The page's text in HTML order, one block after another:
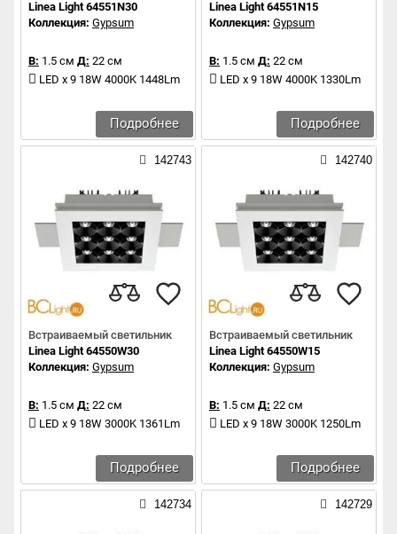
Linea Light 64551N30
Коллекция: Gypsum
В: 1.5 см Д: 22 см
LED x 9 18W 4000K 1448Lm
Подробнее
Linea Light 64551N15
Коллекция: Gypsum
В: 1.5 см Д: 22 см
LED x 9 18W 4000K 1330Lm
Подробнее
142743
Встраиваемый светильник
Linea Light 64550W30
Коллекция: Gypsum
В: 1.5 см Д: 22 см
LED x 9 18W 3000K 1361Lm
Подробнее
142740
Встраиваемый светильник
Linea Light 64550W15
Коллекция: Gypsum
В: 1.5 см Д: 22 см
LED x 9 18W 3000K 1250Lm
Подробнее
142734 142729